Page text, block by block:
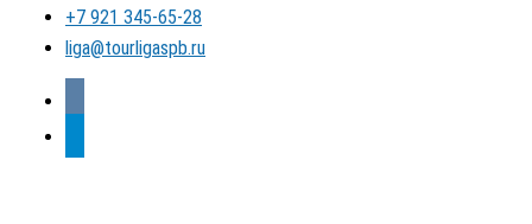
+7 921 345-65-28
liga@tourligaspb.ru